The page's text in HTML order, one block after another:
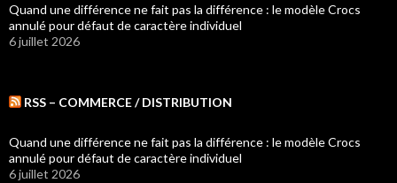
Quand une différence ne fait pas la différence : le modèle Crocs
annulé pour défaut de caractère individuel
6 juillet 2026
RSS – COMMERCE / DISTRIBUTION
Quand une différence ne fait pas la différence : le modèle Crocs
annulé pour défaut de caractère individuel
6 juillet 2026